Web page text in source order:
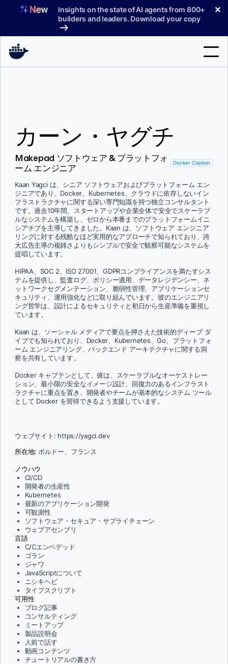
へ
Insights on the state of AI agents from 800+
builders and leaders. Download your copy
✕
料金プラン
ブログ
ドキュメント
サインイン
カーン・ヤグチ
Makepad ソフトウェア & プラットフォ
ーム エンジニア
Docker Captain
Kaan Yagci は、シニア ソフトウェアおよびプラットフォーム エン
ジニアであり、Docker、Kubernetes、クラウドに依存しないイン
フラストラクチャに関する深い専門知識を持つ独立コンサルタント
です。過去10年間、スタートアップや企業全体で安全でスケーラブ
ルなシステムを構築し、ゼロから本番までのプラットフォームイニ
シアチブを主導してきました。Kaan は、ソフトウェア エンジニア
リングに対する残酷なほど実用的なアプローチで知られており、誇
大広告主導の複雑さよりもシンプルで安全で観察可能なシステムを
提唱しています。
HIPAA、SOC 2、ISO 27001、GDPRコンプライアンスを満たすシス
テムを提供し、監査ログ、ポリシー適用、データレジデンシー、ネ
ットワークセグメンテーション、脆弱性管理、アプリケーションセ
キュリティ、運用強化などに取り組んでいます。彼のエンジニアリ
ング哲学は、設計によるセキュリティと初日から生産準備を重視し
ています。
Kaan は、ソーシャル メディアで要点を押さえた技術的ディープ ダ
イブでも知られており、Docker、Kubernetes、Go、プラットフォ
ーム エンジニアリング、バックエンド アーキテクチャに関する洞
察を共有しています。
Docker キャプテンとして、彼は、スケーラブルなオーケストレー
ション、最小限の安全なイメージ設計、回復力のあるインフラスト
ラクチャに重点を置き、開発者やチームが基本的なシステム ツール
として Docker を習得できるよう支援しています。
ウェブサイト: https://yagci.dev
所在地: ボルドー、フランス
ノウハウ
CI/CD
開発者の生産性
Kubernetes
最新のアプリケーション開発
可観測性
ソフトウェア・セキュア・サプライチェーン
ウェブアセンブリ
言語
C/Cエンベデッド
ゴラン
ジャワ
JavaScriptについて
ニシキヘビ
タイプスクリプト
可用性
ブログ記事
コンサルティング
ミートアップ
製品説明会
人前で話す
動画コンテンツ
チュートリアルの書き方